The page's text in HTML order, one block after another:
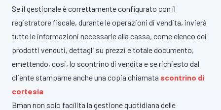
Se il gestionale è correttamente configurato con il
registratore fiscale, durante le operazioni di vendita, invierà
tutte le informazioni necessarie alla cassa, come elenco dei
prodotti venduti, dettagli su prezzi e totale documento,
emettendo, cosi, lo scontrino di vendita e se richiesto dal
cliente stamparne anche una copia chiamata scontrino di
cortesia
Bman non solo facilita la gestione quotidiana delle